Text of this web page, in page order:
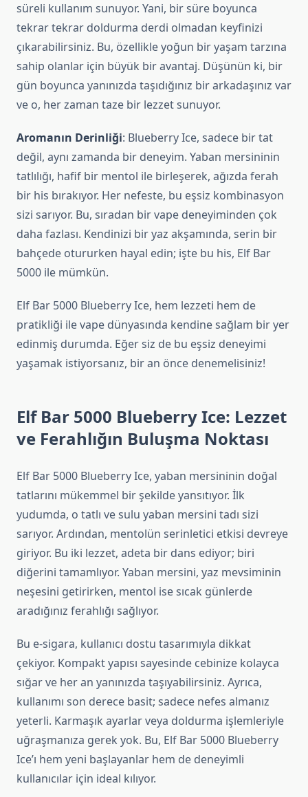
süreli kullanım sunuyor. Yani, bir süre boyunca
tekrar tekrar doldurma derdi olmadan keyfinizi
çıkarabilirsiniz. Bu, özellikle yoğun bir yaşam tarzına
sahip olanlar için büyük bir avantaj. Düşünün ki, bir
gün boyunca yanınızda taşıdığınız bir arkadaşınız var
ve o, her zaman taze bir lezzet sunuyor.
Aromanın Derinliği: Blueberry Ice, sadece bir tat
değil, aynı zamanda bir deneyim. Yaban mersininin
tatlılığı, hafif bir mentol ile birleşerek, ağızda ferah
bir his bırakıyor. Her nefeste, bu eşsiz kombinasyon
sizi sarıyor. Bu, sıradan bir vape deneyiminden çok
daha fazlası. Kendinizi bir yaz akşamında, serin bir
bahçede otururken hayal edin; işte bu his, Elf Bar
5000 ile mümkün.
Elf Bar 5000 Blueberry Ice, hem lezzeti hem de
pratikliği ile vape dünyasında kendine sağlam bir yer
edinmiş durumda. Eğer siz de bu eşsiz deneyimi
yaşamak istiyorsanız, bir an önce denemelisiniz!
Elf Bar 5000 Blueberry Ice: Lezzet
ve Ferahlığın Buluşma Noktası
Elf Bar 5000 Blueberry Ice, yaban mersininin doğal
tatlarını mükemmel bir şekilde yansıtıyor. İlk
yudumda, o tatlı ve sulu yaban mersini tadı sizi
sarıyor. Ardından, mentolün serinletici etkisi devreye
giriyor. Bu iki lezzet, adeta bir dans ediyor; biri
diğerini tamamlıyor. Yaban mersini, yaz mevsiminin
neşesini getirirken, mentol ise sıcak günlerde
aradığınız ferahlığı sağlıyor.
Bu e-sigara, kullanıcı dostu tasarımıyla dikkat
çekiyor. Kompakt yapısı sayesinde cebinize kolayca
sığar ve her an yanınızda taşıyabilirsiniz. Ayrıca,
kullanımı son derece basit; sadece nefes almanız
yeterli. Karmaşık ayarlar veya doldurma işlemleriyle
uğraşmanıza gerek yok. Bu, Elf Bar 5000 Blueberry
Ice’ı hem yeni başlayanlar hem de deneyimli
kullanıcılar için ideal kılıyor.